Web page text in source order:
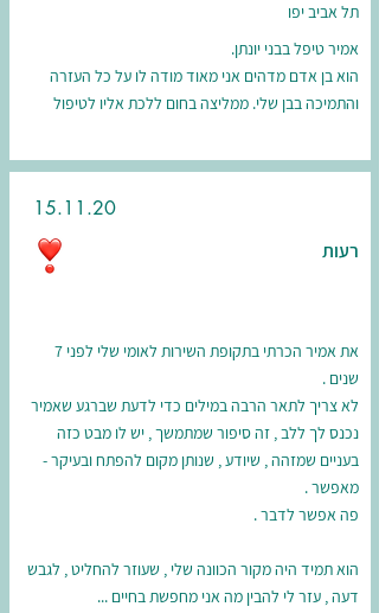
תל אביב יפו
אמיר טיפל בבני יונתן.
הוא בן אדם מדהים אני מאוד מודה לו על כל העזרה
והתמיכה בבן שלי. ממליצה בחום ללכת אליו לטיפול
15.11.20
רעות
את אמיר הכרתי בתקופת השירות לאומי שלי לפני 7
שנים .
לא צריך לתאר הרבה במילים כדי לדעת שברגע שאמיר
נכנס לך ללב , זה סיפור שמתמשך , יש לו מבט כזה
בעניים שמזהה , שיודע , שנותן מקום להפתח ובעיקר -
מאפשר .
פה אפשר לדבר .
הוא תמיד היה מקור הכוונה שלי , שעוזר להחליט , לגבש
דעה , עזר לי להבין מה אני מחפשת בחיים ...